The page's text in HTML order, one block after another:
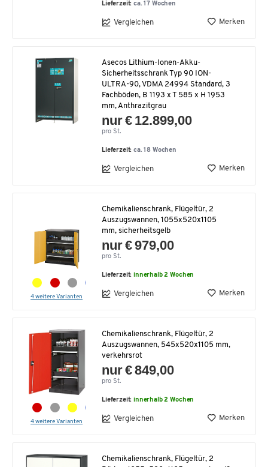
Lieferzeit:ca. 17 Wochen
Vergleichen Merken
Asecos Lithium-Ionen-Akku-
Sicherheitsschrank Typ 90 ION-
ULTRA-90, VDMA 24994 Standard, 3
Fachböden, B 1193 x T 585 x H 1953
mm, Anthrazitgrau
nur € 12.899,00
pro St.
Lieferzeit:ca. 18 Wochen
Vergleichen Merken
4 weitere Varianten
Chemikalienschrank, Flügeltür, 2
Auszugswannen, 1055x520x1105
mm, sicherheitsgelb
nur € 979,00
pro St.
Lieferzeit:innerhalb 2 Wochen
Vergleichen Merken
4 weitere Varianten
Chemikalienschrank, Flügeltür, 2
Auszugswannen, 545x520x1105 mm,
verkehrsrot
nur € 849,00
pro St.
Lieferzeit:innerhalb 2 Wochen
Vergleichen Merken
Chemikalienschrank, Flügeltür, 2